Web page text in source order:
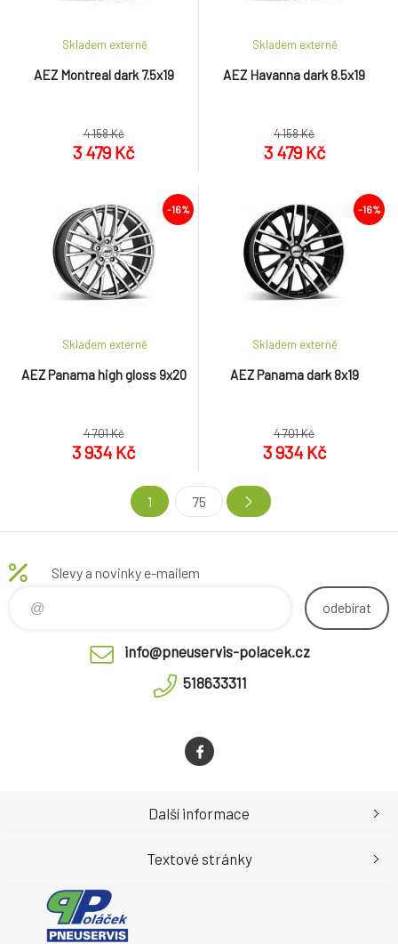
AEZ Montreal dark 7.5x19
Skladem externě
4 158 Kč
3 479 Kč
AEZ Havanna dark 8.5x19
Skladem externě
4 158 Kč
3 479 Kč
-16%
AEZ Panama high gloss 9x20
Skladem externě
4 701 Kč
3 934 Kč
-16%
AEZ Panama dark 8x19
Skladem externě
4 701 Kč
3 934 Kč
1 75
Slevy a novinky e-mailem
odebírat
info@pneuservis-polacek.cz
518633311
Další informace
Textové stránky